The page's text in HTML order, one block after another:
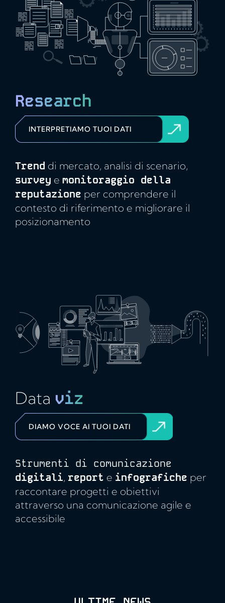
Research
INTERPRETIAMO TUOI DATI
Trend di mercato, analisi di scenario,
survey e monitoraggio della
reputazione per comprendere il
contesto di riferimento e migliorare il
posizionamento
Data viz
DIAMO VOCE AI TUOI DATI
Strumenti di comunicazione
digitali, report e infografiche per
raccontare progetti e obiettivi
attraverso una comunicazione agile e
accessibile